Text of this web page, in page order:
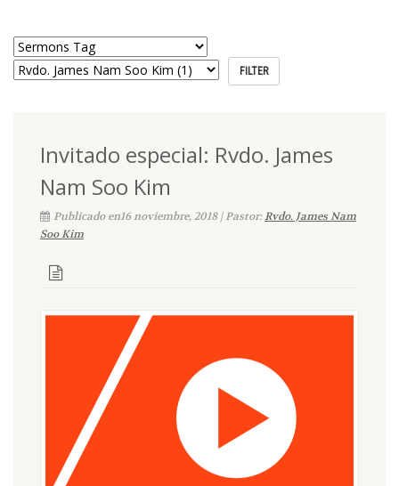
Invitado especial: Rvdo. James
Nam Soo Kim
Publicado en16 noviembre, 2018 | Pastor:Rvdo. James Nam
Soo Kim